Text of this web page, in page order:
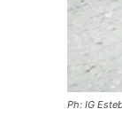
Ph: IG